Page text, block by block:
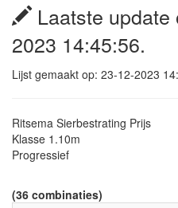
Laatste
2023 14:45:56.
Lijst gemaakt op: 23-12-2023
Ritsema Sierbestrating Prijs
Klasse 1.10m
Progressief
(36 combinaties)